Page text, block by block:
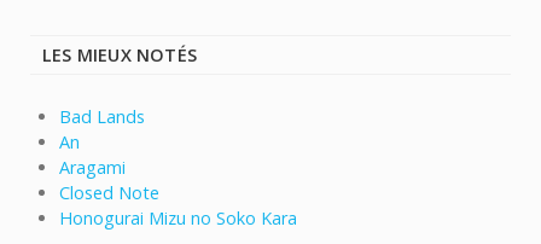
LES MIEUX NOTÉS
Bad Lands
An
Aragami
Closed Note
Honogurai Mizu no Soko Kara